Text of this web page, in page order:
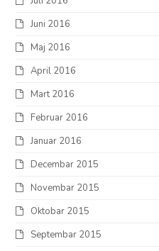
Juni 2016
Maj 2016
April 2016
Mart 2016
Februar 2016
Januar 2016
Decembar 2015
Novembar 2015
Oktobar 2015
Septembar 2015